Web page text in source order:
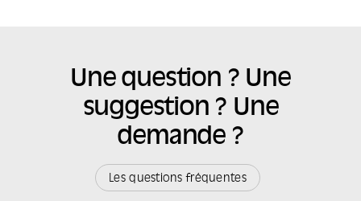
Une question ? Une
suggestion ? Une
demande ?
Les questions fréquentes